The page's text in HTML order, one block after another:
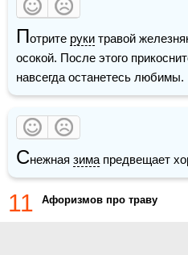
Потрите руки травой
осокой. После этого
навсегда останетесь любимы.
Снежная зима предвещает
11 Афоризмов про траву